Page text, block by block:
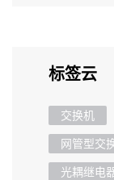
标签云
交换机
网管型交
光耦继电